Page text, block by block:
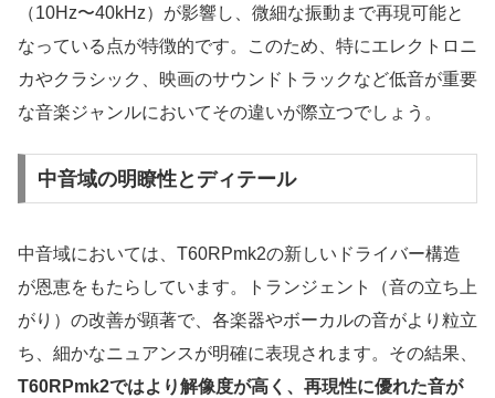
（10Hz〜40kHz）が影響し、微細な振動まで再現可能と
なっている点が特徴的です。このため、特にエレクトロニ
カやクラシック、映画のサウンドトラックなど低音が重要
な音楽ジャンルにおいてその違いが際立つでしょう。
中音域の明瞭性とディテール
中音域においては、T60RPmk2の新しいドライバー構造
が恩恵をもたらしています。トランジェント（音の立ち上
がり）の改善が顕著で、各楽器やボーカルの音がより粒立
ち、細かなニュアンスが明確に表現されます。その結果、
T60RPmk2ではより解像度が高く、再現性に優れた音が